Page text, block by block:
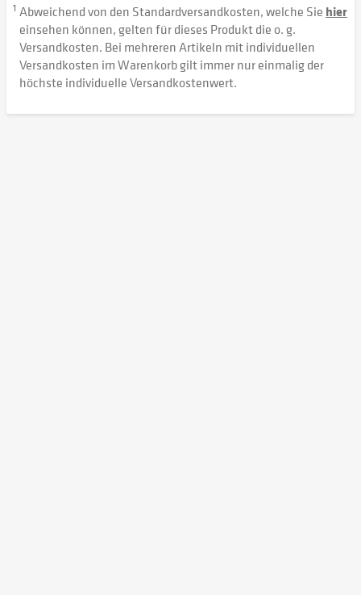
1 Abweichend von den Standardversandkosten, welche Sie hier
einsehen können, gelten für dieses Produkt die o. g.
Versandkosten. Bei mehreren Artikeln mit individuellen
Versandkosten im Warenkorb gilt immer nur einmalig der
höchste individuelle Versandkostenwert.